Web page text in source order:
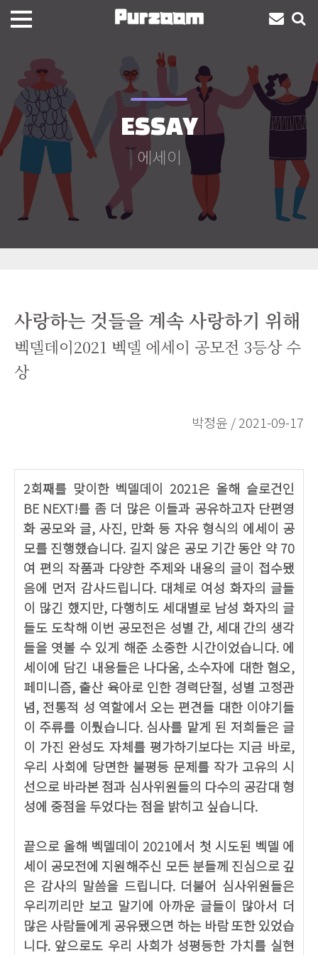
ESSAY
에세이
사랑하는 것들을 계속 사랑하기 위해
벡델데이2021 벡델 에세이 공모전 3등상 수
상
박정윤 / 2021-09-17
2회째를 맞이한 벡델데이 2021은 올해 슬로건인
BE NEXT!를 좀 더 많은 이들과 공유하고자 단편영
화 공모와 글, 사진, 만화 등 자유 형식의 에세이 공
모를 진행했습니다. 길지 않은 공모 기간 동안 약 70
여 편의 작품과 다양한 주제와 내용의 글이 접수됐
음에 먼저 감사드립니다. 대체로 여성 화자의 글들
이 많긴 했지만, 다행히도 세대별로 남성 화자의 글
들도 도착해 이번 공모전은 성별 간, 세대 간의 생각
들을 엿볼 수 있게 해준 소중한 시간이었습니다. 에
세이에 담긴 내용들은 나다움, 소수자에 대한 혐오,
페미니즘, 출산 육아로 인한 경력단절, 성별 고정관
념, 전통적 성 역할에서 오는 편견들 대한 이야기들
이 주류를 이뤘습니다. 심사를 맡게 된 저희들은 글
이 가진 완성도 자체를 평가하기보다는 지금 바로,
우리 사회에 당면한 불평등 문제를 작가 고유의 시
선으로 바라본 점과 심사위원들의 다수의 공감대 형
성에 중점을 두었다는 점을 밝히고 싶습니다.
끝으로 올해 벡델데이 2021에서 첫 시도된 벡델 에
세이 공모전에 지원해주신 모든 분들께 진심으로 깊
은 감사의 말씀을 드립니다. 더불어 심사위원들은
우리끼리만 보고 말기에 아까운 글들이 많아서 더
많은 사람들에게 공유됐으면 하는 바람 또한 있었습
니다. 앞으로도 우리 사회가 성평등한 가치를 실현